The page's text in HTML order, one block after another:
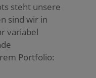
steht unsere
sind wir in
variabel
Portfolio: